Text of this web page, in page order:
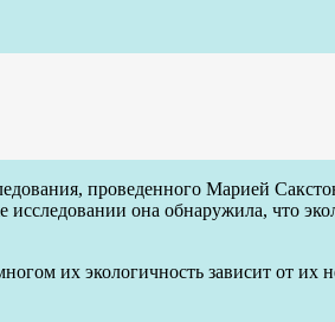
проведенного Марией
она обнаружила, что
их экологичность зависит от их